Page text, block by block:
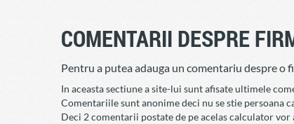
COMENTARII DESPRE
Pentru a putea adauga un comentariu despre
In aceasta sectiune a site-lui sunt afisate ultimele
Comentariile sunt anonime deci nu se stie persoana
Deci 2 comentarii postate de pe acelas calculator vor